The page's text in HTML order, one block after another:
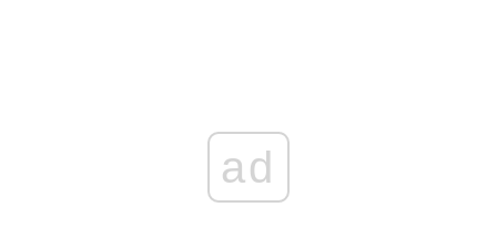
ad